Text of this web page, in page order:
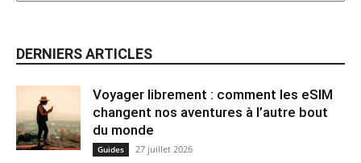
DERNIERS ARTICLES
Voyager librement : comment les eSIM
changent nos aventures à l’autre bout
du monde
Guides 27 juillet 2026